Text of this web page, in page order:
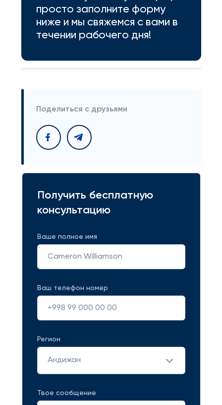
просто заполните форму
ниже и мы свяжемся с вами в
течении рабочего дня!
Поделиться с друзьями
Получить бесплатную
консультацию
Ваше полное имя
Ваш телефон номер
Регион
Андижан
Твое сообщение